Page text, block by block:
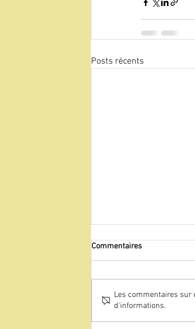
Posts récents
Traveller Review
Commentaires
Les commentaires sur
d'informations.